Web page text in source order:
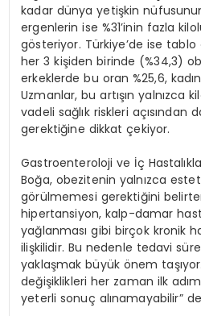
kadar dünya yetişkin nüfusunun
ergenlerin ise %31’inin fazla
gösteriyor. Türkiye’de ise tablo
her 3 kişiden birinde (%34,3)
erkeklerde bu oran %25,6,
Uzmanlar, bu artışın yalnızca
vadeli sağlık riskleri açısından
gerektiğine dikkat çekiyor.
Gastroenteroloji ve İç
Boğa, obezitenin yalnızca
görülmemesi gerektiğini
hipertansiyon, kalp-damar
yağlanması gibi birçok kronik
ilişkilidir. Bu nedenle tedavi
yaklaşmak büyük önem
değişiklikleri her zaman ilk
yeterli sonuç alınamayabilir”